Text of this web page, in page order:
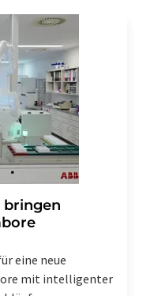
die Zukunft
Link zur
bringen
eine neue
mit intelligenter